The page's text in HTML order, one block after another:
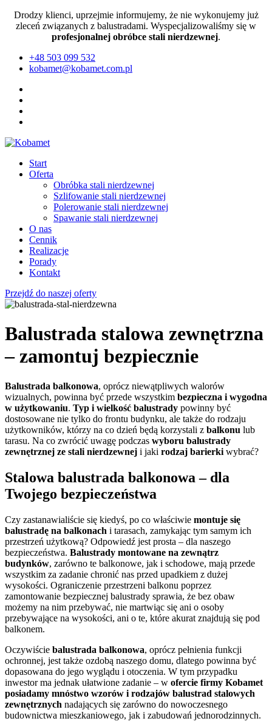
Drodzy klienci, uprzejmie informujemy, że nie wykonujemy już
zleceń związanych z balustradami. Wyspecjalizowaliśmy się w
profesjonalnej obróbce stali nierdzewnej.
+48 503 099 532
kobamet@kobamet.com.pl
Start
Oferta
Obróbka stali nierdzewnej
Szlifowanie stali nierdzewnej
Polerowanie stali nierdzewnej
Spawanie stali nierdzewnej
O nas
Cennik
Realizacje
Porady
Kontakt
Przejdź do naszej oferty
Balustrada stalowa zewnętrzna
– zamontuj bezpiecznie
Balustrada balkonowa, oprócz niewątpliwych walorów
wizualnych, powinna być przede wszystkim bezpieczna i wygodna
w użytkowaniu. Typ i wielkość balustrady powinny być
dostosowane nie tylko do frontu budynku, ale także do rodzaju
użytkowników, którzy na co dzień będą korzystali z balkonu lub
tarasu. Na co zwrócić uwagę podczas wyboru balustrady
zewnętrznej ze stali nierdzewnej i jaki rodzaj barierki wybrać?
Stalowa balustrada balkonowa – dla
Twojego bezpieczeństwa
Czy zastanawialiście się kiedyś, po co właściwie montuje się
balustradę na balkonach i tarasach, zamykając tym samym ich
przestrzeń użytkową? Odpowiedź jest prosta – dla naszego
bezpieczeństwa. Balustrady montowane na zewnątrz
budynków, zarówno te balkonowe, jak i schodowe, mają przede
wszystkim za zadanie chronić nas przed upadkiem z dużej
wysokości. Ograniczenie przestrzeni balkonu poprzez
zamontowanie bezpiecznej balustrady sprawia, że bez obaw
możemy na nim przebywać, nie martwiąc się ani o osoby
przebywające na wysokości, ani o te, które akurat znajdują się pod
balkonem.
Oczywiście balustrada balkonowa, oprócz pełnienia funkcji
ochronnej, jest także ozdobą naszego domu, dlatego powinna być
dopasowana do jego wyglądu i otoczenia. W tym przypadku
inwestor ma jednak ułatwione zadanie – w ofercie firmy Kobamet
posiadamy mnóstwo wzorów i rodzajów balustrad stalowych
zewnętrznych nadających się zarówno do nowoczesnego
budownictwa mieszkaniowego, jak i zabudowań jednorodzinnych.